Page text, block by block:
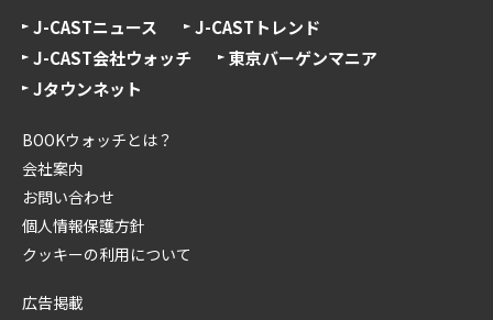
J-CASTニュース
J-CASTトレンド
J-CAST会社ウォッチ
東京バーゲンマニア
Jタウンネット
BOOKウォッチとは？
会社案内
お問い合わせ
個人情報保護方針
クッキーの利用について
広告掲載